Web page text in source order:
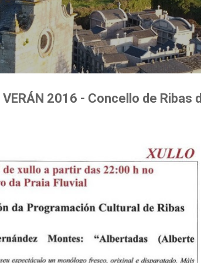
Ir al contenido principal
VERÁN 2016 - Concello de Ribas